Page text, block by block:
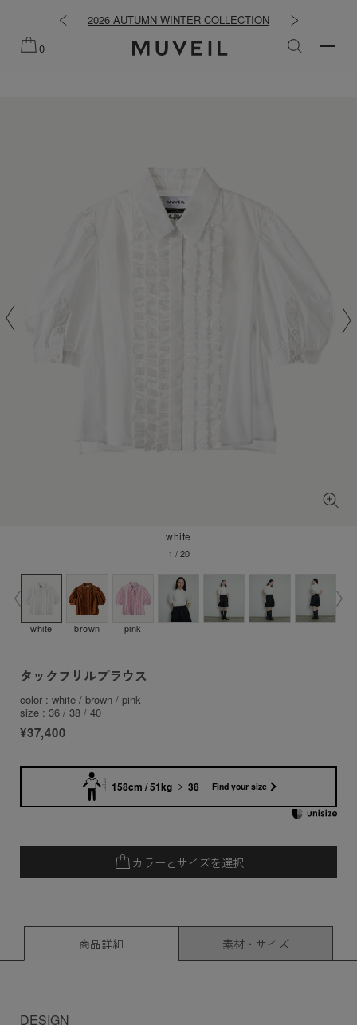
2026 AUTUMN WINTER COLLECTION
0
white brown pink
white
1 /20
タックフリルブラウス
color : white / brown / pink
size : 36 / 38 / 40
¥37,400
158cm / 51kg 38 Find your size
カラーとサイズを選択
商品詳細 素材・サイズ
DESIGN